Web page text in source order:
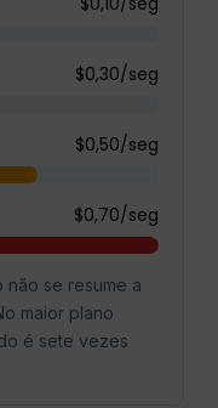
$0,30/seg
$0,50/seg
$0,70/seg
não se resume a
maior plano
é sete vezes